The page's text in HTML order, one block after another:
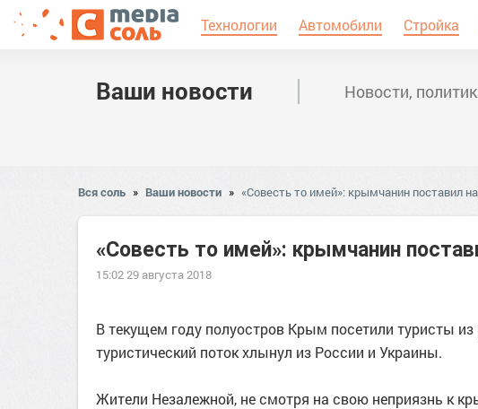
Технологии Автомобили Стройка
Ваши новости Новости,
Вся соль » Ваши новости » «Совесть то имей»: крымчанин поставил
«Совесть то имей»: крымчанин
15:02 29 августа 2018
В текущем году полуостров Крым посетили туристы
туристический поток хлынул из России и Украины.
Жители Незалежной, не смотря на свою неприязнь к